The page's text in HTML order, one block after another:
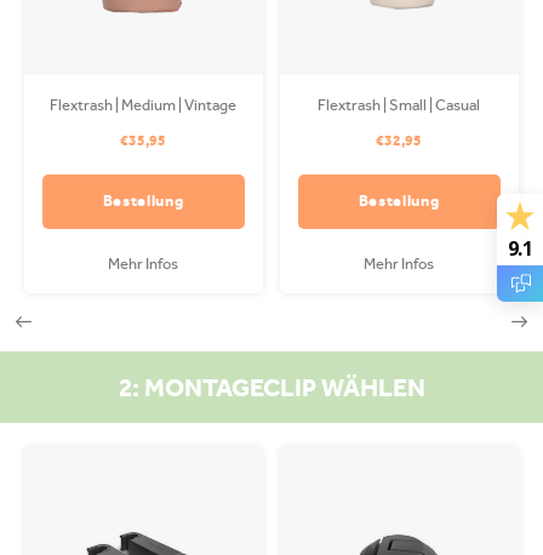
9.1
Flextrash | Medium | Vintage
€35,95
Bestellung
Mehr Infos
Flextrash | Small | Casual
€32,95
Bestellung
Mehr Infos
2: MONTAGECLIP WÄHLEN